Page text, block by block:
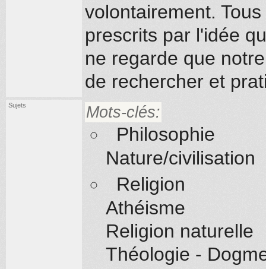
volontairement.
prescrits par l'idée
ne regarde que
de rechercher et
Sujets Mots-clés:
Philosophie
Nature/civilisation
Religion
Athéisme
Religion naturelle
Théologie -